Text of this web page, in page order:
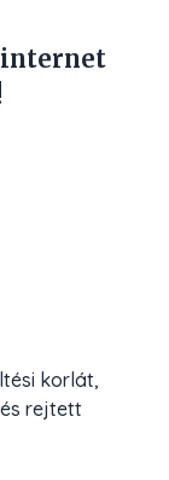
korlát,
rejtett